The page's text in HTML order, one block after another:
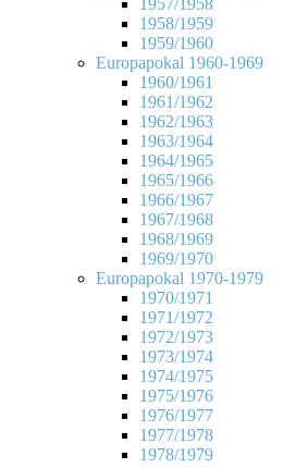
1957/1958
1958/1959
1959/1960
Europapokal 1960-1969
1960/1961
1961/1962
1962/1963
1963/1964
1964/1965
1965/1966
1966/1967
1967/1968
1968/1969
1969/1970
Europapokal 1970-1979
1970/1971
1971/1972
1972/1973
1973/1974
1974/1975
1975/1976
1976/1977
1977/1978
1978/1979